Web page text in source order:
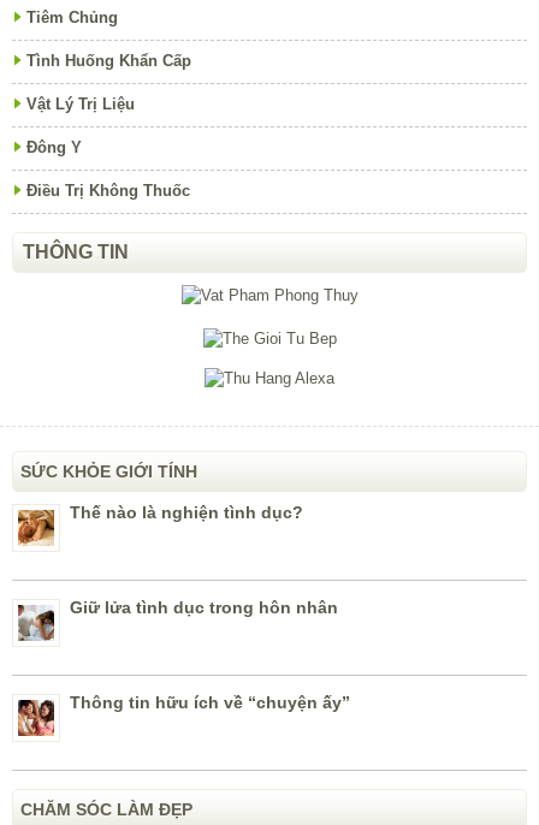
Tiêm Chủng
Tình Huống Khẩn Cấp
Vật Lý Trị Liệu
Đông Y
Điều Trị Không Thuốc
THÔNG TIN
SỨC KHỎE GIỚI TÍNH
Thế nào là nghiện tình dục?
Giữ lửa tình dục trong hôn nhân
Thông tin hữu ích về “chuyện ấy”
CHĂM SÓC LÀM ĐẸP